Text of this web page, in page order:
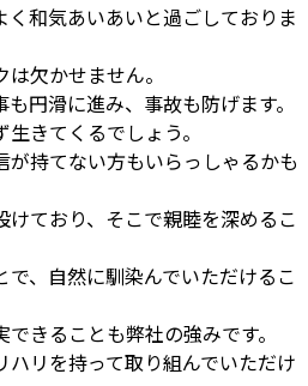
和気あいあいと過ごしておりま
欠かせません。
円滑に進み、事故も防げます。
きてくるでしょう。
が持てない方もいらっしゃるかも
けており、そこで親睦を深めるこ
、自然に馴染んでいただけるこ
きることも弊社の強みです。
リを持って取り組んでいただけ